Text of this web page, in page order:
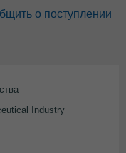
о поступлении
Industry